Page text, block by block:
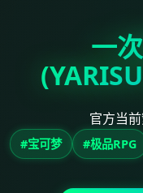
一
官方当
#宝可梦 #极品RPG